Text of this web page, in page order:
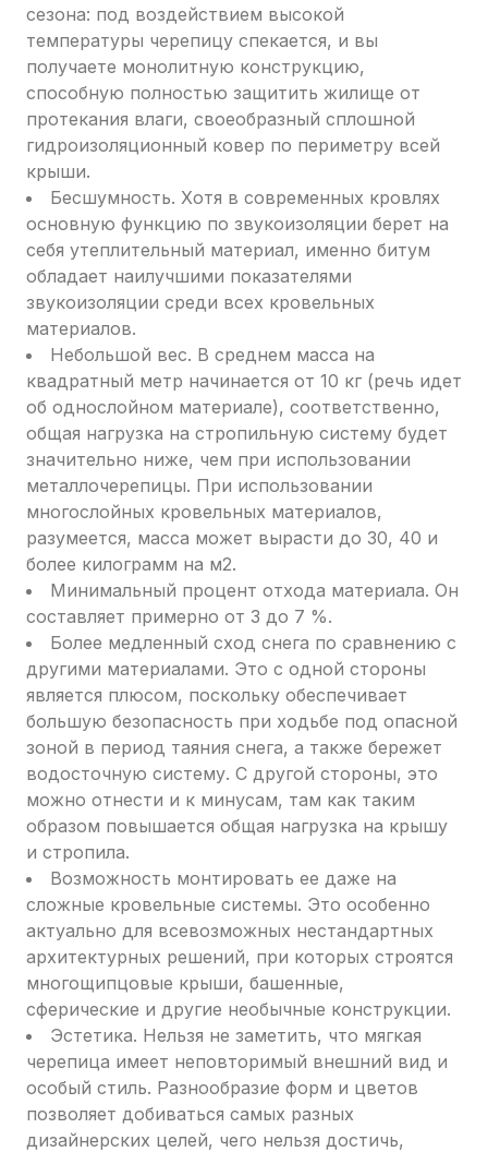
сезона: под воздействием высокой
температуры черепицу спекается, и вы
получаете монолитную конструкцию,
способную полностью защитить жилище от
протекания влаги, своеобразный сплошной
гидроизоляционный ковер по периметру всей
крыши.
Бесшумность. Хотя в современных кровлях
основную функцию по звукоизоляции берет на
себя утеплительный материал, именно битум
обладает наилучшими показателями
звукоизоляции среди всех кровельных
материалов.
Небольшой вес. В среднем масса на
квадратный метр начинается от 10 кг (речь идет
об однослойном материале), соответственно,
общая нагрузка на стропильную систему будет
значительно ниже, чем при использовании
металлочерепицы. При использовании
многослойных кровельных материалов,
разумеется, масса может вырасти до 30, 40 и
более килограмм на м2.
Минимальный процент отхода материала. Он
составляет примерно от 3 до 7 %.
Более медленный сход снега по сравнению с
другими материалами. Это с одной стороны
является плюсом, поскольку обеспечивает
большую безопасность при ходьбе под опасной
зоной в период таяния снега, а также бережет
водосточную систему. С другой стороны, это
можно отнести и к минусам, там как таким
образом повышается общая нагрузка на крышу
и стропила.
Возможность монтировать ее даже на
сложные кровельные системы. Это особенно
актуально для всевозможных нестандартных
архитектурных решений, при которых строятся
многощипцовые крыши, башенные,
сферические и другие необычные конструкции.
Эстетика. Нельзя не заметить, что мягкая
черепица имеет неповторимый внешний вид и
особый стиль. Разнообразие форм и цветов
позволяет добиваться самых разных
дизайнерских целей, чего нельзя достичь,